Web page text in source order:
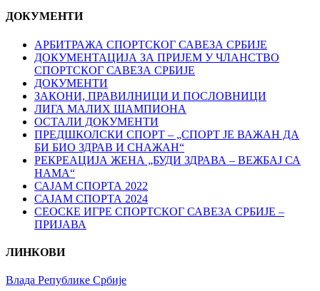
ДОКУМЕНТИ
АРБИТРАЖА СПОРТСКОГ САВЕЗА СРБИЈЕ
ДОКУМЕНТАЦИЈА ЗА ПРИЈЕМ У ЧЛАНСТВО
СПОРТСКОГ САВЕЗА СРБИЈЕ
ДОКУМЕНТИ
ЗАКОНИ, ПРАВИЛНИЦИ И ПОСЛОВНИЦИ
ЛИГА МАЛИХ ШАМПИОНА
ОСТАЛИ ДОКУМЕНТИ
ПРЕДШКОЛСКИ СПОРТ – „СПОРТ ЈЕ ВАЖАН ДА
БИ БИО ЗДРАВ И СНАЖАН“
РЕКРЕАЦИЈА ЖЕНА „БУДИ ЗДРАВА – ВЕЖБАЈ СА
НАМА“
САЈАМ СПОРТА 2022
САЈАМ СПОРТА 2024
СЕОСКЕ ИГРЕ СПОРТСКОГ САВЕЗА СРБИЈЕ –
ПРИЈАВА
ЛИНКОВИ
Влада Републике Србије